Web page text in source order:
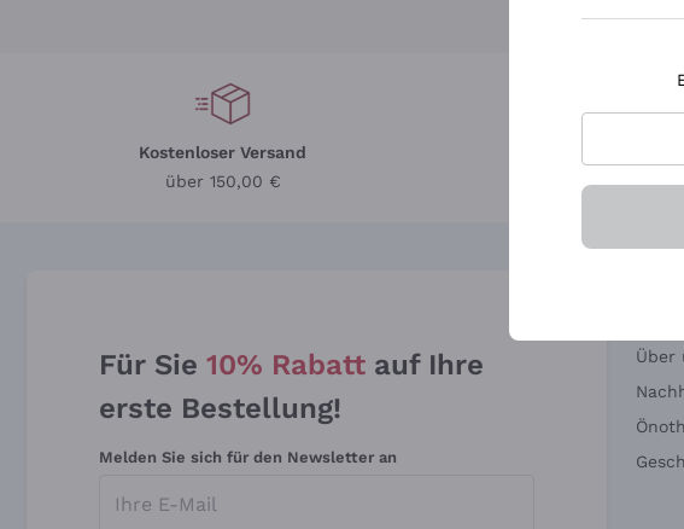
Kostenloser Versand
über 150,00 €
in Deutschland
Für Sie 10% Rabatt auf Ihre
erste Bestellung!
Melden Sie sich für den Newsletter an
Über